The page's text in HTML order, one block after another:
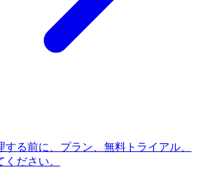
る前に、プラン、無料トライアル、
ださい。